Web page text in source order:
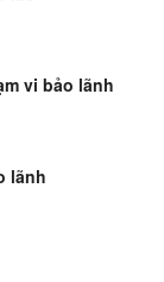
vi bảo lãnh
lãnh